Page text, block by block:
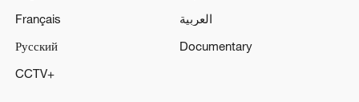
Français
العربية
Русский
Documentary
CCTV+